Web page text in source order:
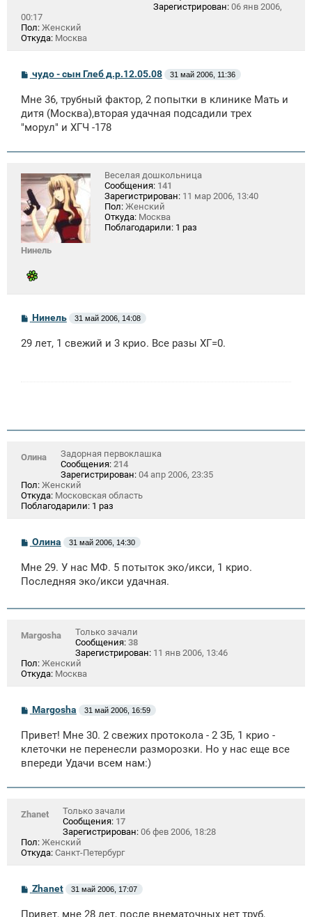
Зарегистрирован: 06 янв 2006,
00:17
Пол: Женский
Откуда: Москва
С
о
б
щ
н
е
чудо - сын Глеб д.р.12.05.08 31 май 2006, 11:36
Мне 36, трубный фактор, 2 попытки в клинике Мать и
дитя (Москва),вторая удачная подсадили трех
"морул" и ХГЧ -178
Нинель
Веселая дошкольница
Сообщения: 141
Зарегистрирован: 11 мар 2006, 13:40
Пол: Женский
Откуда: Москва
Поблагодарили: 1 раз
С
о
б
Нинель 31 май 2006, 14:08
29 лет, 1 свежий и 3 крио. Все разы ХГ=0.
Олина
Задорная первоклашка
Сообщения: 214
Зарегистрирован: 04 апр 2006, 23:35
Пол: Женский
Откуда: Московская область
Поблагодарили: 1 раз
С
о
б
щ
и
Олина 31 май 2006, 14:30
Мне 29. У нас МФ. 5 потыток эко/икси, 1 крио.
Последняя эко/икси удачная.
Margosha
Только зачали
Сообщения: 38
Зарегистрирован: 11 янв 2006, 13:46
Пол: Женский
Откуда: Москва
С
о
б
щ
н
е
Margosha 31 май 2006, 16:59
Привет! Мне 30. 2 свежих протокола - 2 ЗБ, 1 крио -
клеточки не перенесли разморозки. Но у нас еще все
впереди Удачи всем нам:)
Zhanet
Только зачали
Сообщения: 17
Зарегистрирован: 06 фев 2006, 18:28
Пол: Женский
Откуда: Санкт-Петербург
С
о
Zhanet 31 май 2006, 17:07
Привет, мне 28 лет, после внематочных нет труб,